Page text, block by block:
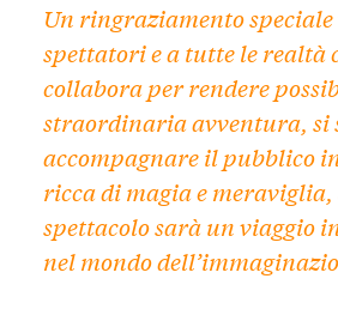
Un ringraziamento
spettatori e a tutte le realtà
collabora per rendere
straordinaria avventura, si
accompagnare il pubblico
ricca di magia e meraviglia,
spettacolo sarà un viaggio
nel mondo